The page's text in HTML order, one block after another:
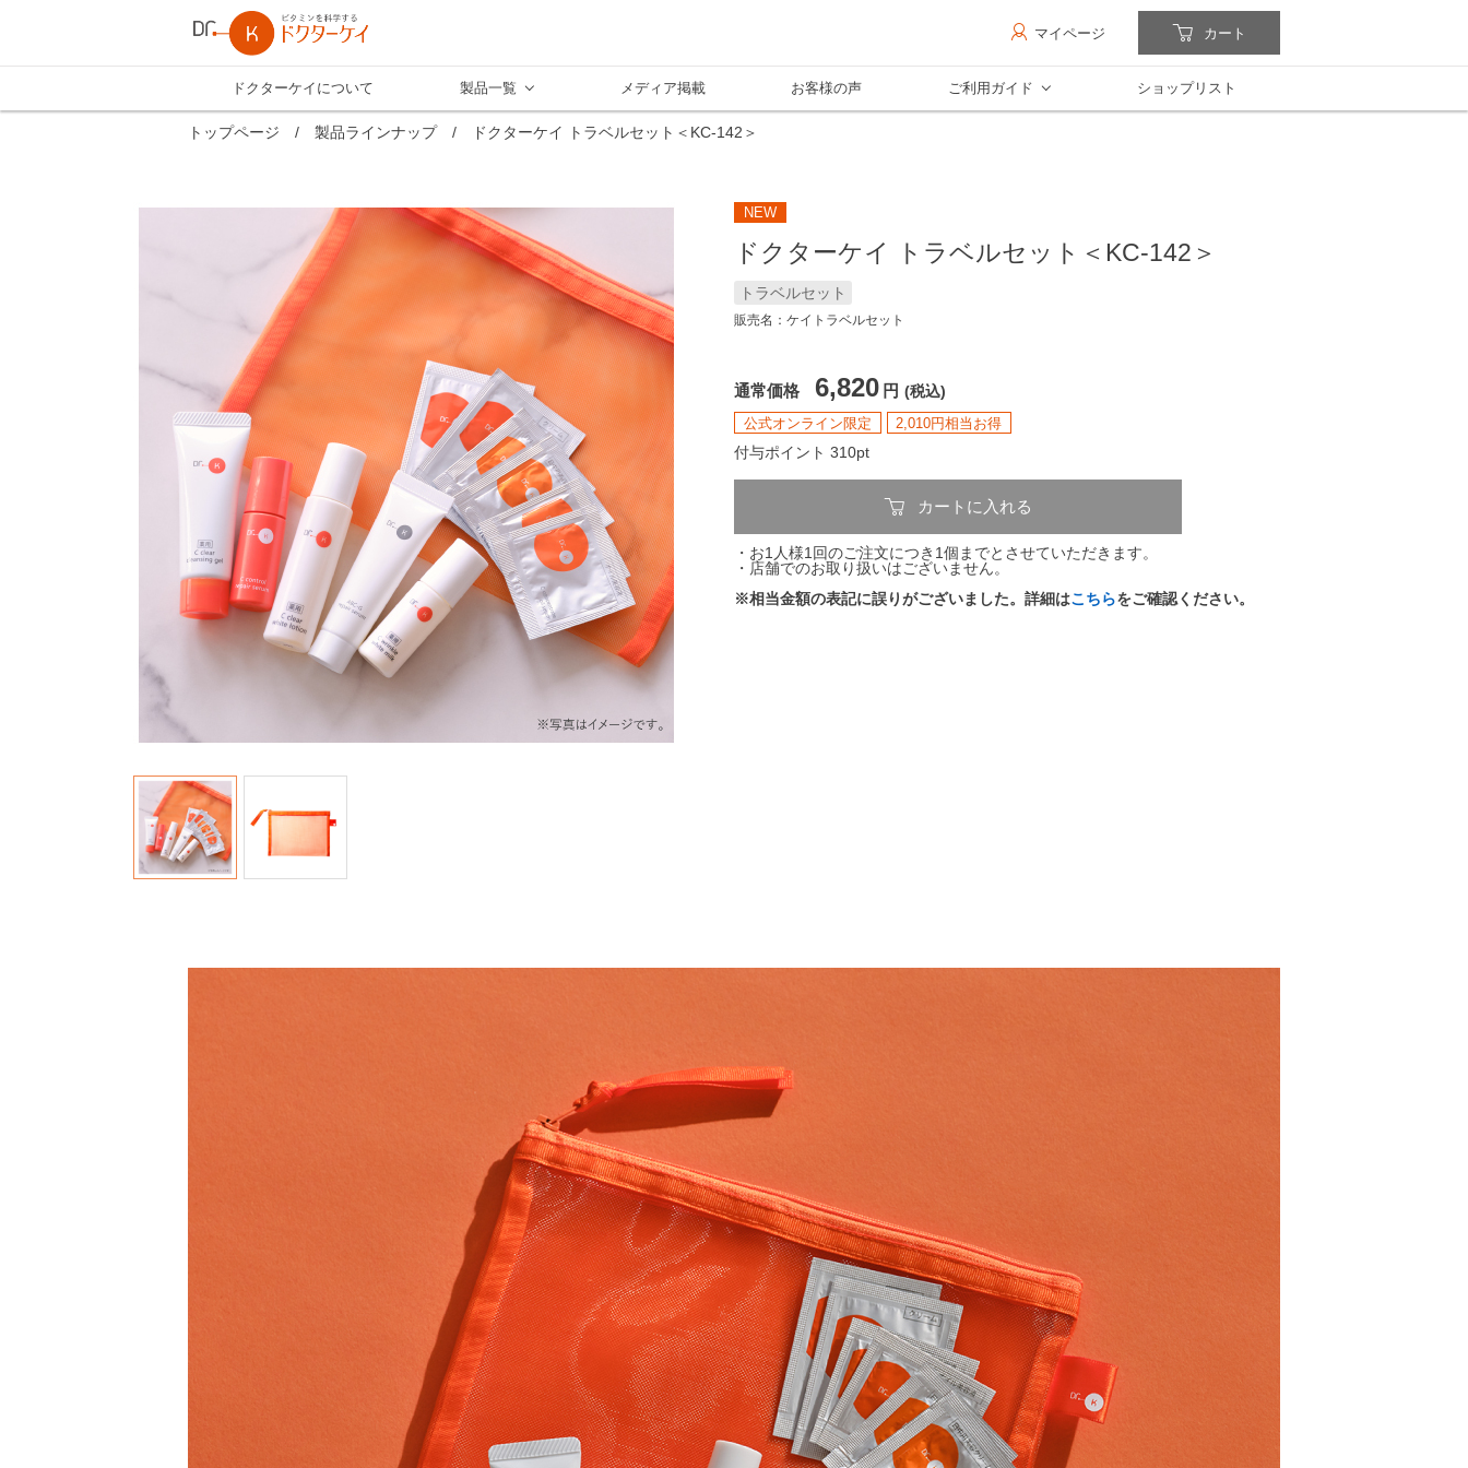
マイページ カート
ドクターケイについて 製品一覧 メディア掲載 お客様の声 ご利用ガイド ショップリスト
トップページ / 製品ラインナップ/ ドクターケイ トラベルセット＜KC-142＞
NEW
ドクターケイ トラベルセット＜KC-142＞
トラベルセット
販売名：ケイトラベルセット
通常価格 6,820 円 (税込)
公式オンライン限定 2,010円相当お得
付与ポイント 310pt
カートに入れる
・お1人様1回のご注文につき1個までとさせていただきます。
・店舗でのお取り扱いはございません。
※相当金額の表記に誤りがございました。詳細はこちらをご確認ください。